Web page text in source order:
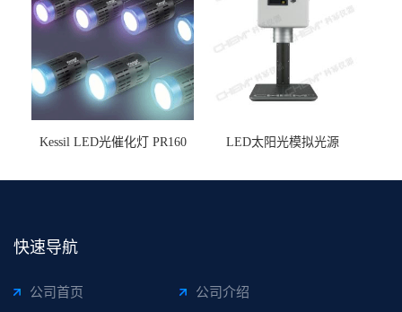
Kessil LED光催化灯 PR160 LED太阳光模拟光源
快速导航
公司首页 公司介绍